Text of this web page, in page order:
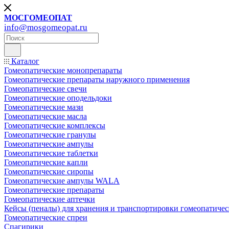
МОСГОМЕОПАТ
info@mosgomeopat.ru
Каталог
Гомеопатические монопрепараты
Гомеопатические препараты наружного применения
Гомеопатические свечи
Гомеопатические оподельдоки
Гомеопатические мази
Гомеопатические масла
Гомеопатические комплексы
Гомеопатические гранулы
Гомеопатические ампулы
Гомеопатические таблетки
Гомеопатические капли
Гомеопатические сиропы
Гомеопатические ампулы WALA
Гомеопатические препараты
Гомеопатические аптечки
Кейсы (пеналы) для хранения и транспортировки
Гомеопатические спреи
Спагирики